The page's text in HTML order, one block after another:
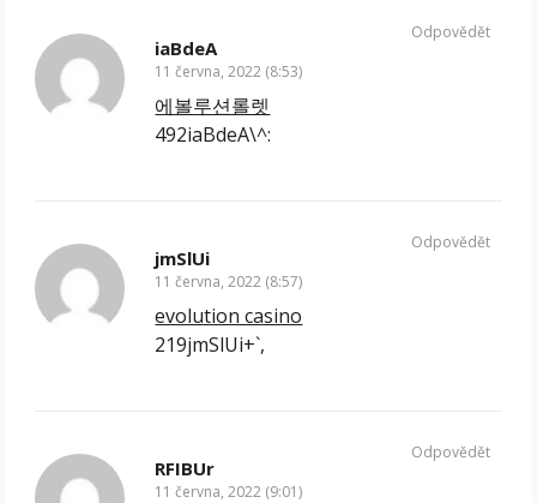
iaBdeA
11 června, 2022 (8:53)
에볼루션롤렛
492iaBdeA\^:
Odpovědět
jmSlUi
11 června, 2022 (8:57)
evolution casino
219jmSlUi+`,
Odpovědět
RFIBUr
11 června, 2022 (9:01)
Odpovědět